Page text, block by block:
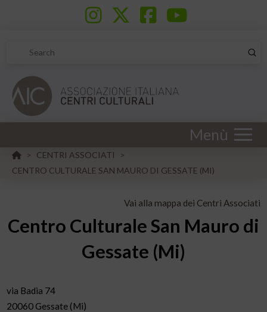
Search
Menù
HOME
> CENTRI ASSOCIATI
>
CENTRO CULTURALE SAN MAURO DI GESSATE (MI)
Vai alla mappa dei Centri Associati
Centro Culturale San Mauro di
Gessate (Mi)
via Badia 74
20060 Gessate (Mi)